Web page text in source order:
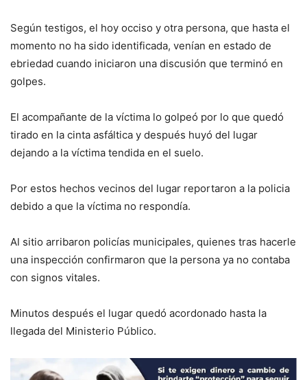
Según testigos, el hoy occiso y otra persona, que hasta el
momento no ha sido identificada, venían en estado de
ebriedad cuando iniciaron una discusión que terminó en
golpes.
El acompañante de la víctima lo golpeó por lo que quedó
tirado en la cinta asfáltica y después huyó del lugar
dejando a la víctima tendida en el suelo.
Por estos hechos vecinos del lugar reportaron a la policia
debido a que la víctima no respondía.
Al sitio arribaron policías municipales, quienes tras hacerle
una inspección confirmaron que la persona ya no contaba
con signos vitales.
Minutos después el lugar quedó acordonado hasta la
llegada del Ministerio Público.